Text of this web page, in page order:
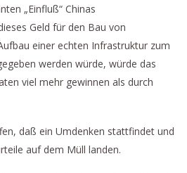
„Einfluß“ Chinas
Geld für den Bau von
einer echten Infrastruktur zum
werden würde, würde das
viel mehr gewinnen als durch
daß ein Umdenken stattfindet und
auf dem Müll landen.